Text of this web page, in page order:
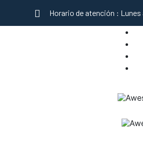
Horario de atención : Lunes